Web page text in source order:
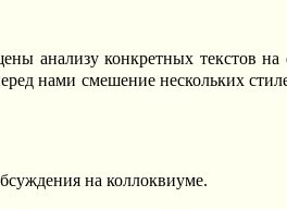
анализу конкретных текстов
нами смешение нескольких
на коллоквиуме.